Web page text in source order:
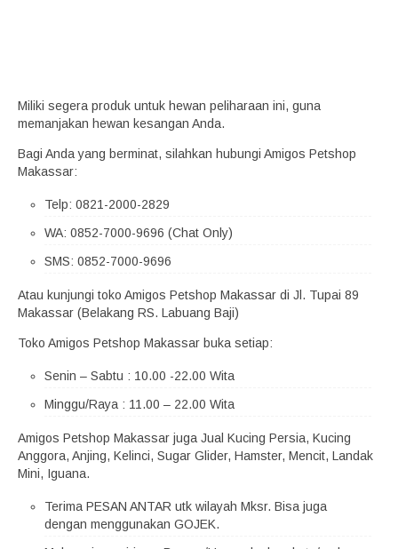
Miliki segera produk untuk hewan peliharaan ini, guna
memanjakan hewan kesangan Anda.
Bagi Anda yang berminat, silahkan hubungi Amigos Petshop
Makassar:
Telp: 0821-2000-2829
WA: 0852-7000-9696 (Chat Only)
SMS: 0852-7000-9696
Atau kunjungi toko Amigos Petshop Makassar di Jl. Tupai 89
Makassar (Belakang RS. Labuang Baji)
Toko Amigos Petshop Makassar buka setiap:
Senin – Sabtu : 10.00 -22.00 Wita
Minggu/Raya : 11.00 – 22.00 Wita
Amigos Petshop Makassar juga Jual Kucing Persia, Kucing
Anggora, Anjing, Kelinci, Sugar Glider, Hamster, Mencit, Landak
Mini, Iguana.
Terima PESAN ANTAR utk wilayah Mksr. Bisa juga
dengan menggunakan GOJEK.